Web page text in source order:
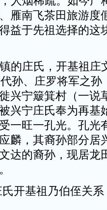
雁南飞茶田旅游度
益于先祖选择的这
的庄氏，开基祖庄
孙、庄罗将军之孙
兴宁簸箕村（一说
兴宁庄氏奉为再基
一旺一孔光。孔光
麟，其裔孙部分居
达的裔孙，现居龙
开基祖乃伯侄关系